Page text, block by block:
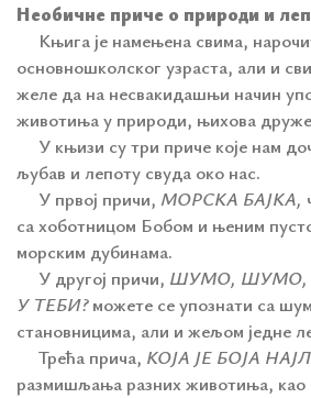
Необичне приче о природи и
Књига је намењена свима,
основношколског узраста, али и
желе да на несвакидашњи начин
животиња у природи, њихова
У књизи су три приче које нам
љубав и лепоту свуда око нас.
У првој причи, МОРСКА БАЈКА,
са хоботницом Бобом и њеним
морским дубинама.
У другој причи, ШУМО, ШУМО,
У ТЕБИ?можете се упознати са
становницима, али и жељом једне
Трећа прича, КОЈА ЈЕ БОЈА
размишљања разних животиња, као